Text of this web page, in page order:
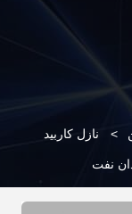
> نازل کاربید
نفت